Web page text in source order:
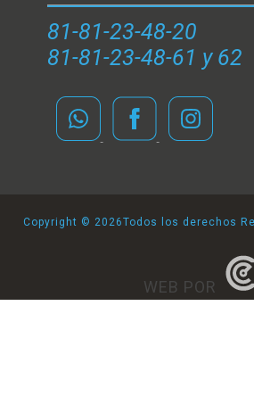
81-81-23-48-20
81-81-23-48-61 y 62
Copyright © 2026Todos los derechos
WEB POR